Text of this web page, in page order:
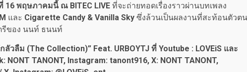
16 พฤษภาคมนี้ ณ BITEC LIVE ที่จะถ่ายทอดเรื่องราวผ่านบทเพลง
และ Cigarette Candy & Vanilla Sky ซึ่งล้วนเป็นผลงานที่สะท้อนตัวตน
รีของ นนท์ ธนนท์
กลัวลืม (The Collection)” Feat. URBOYTJ ที่ Youtube : LOVEiS และ
NONT TANONT, Instagram: tanont916, X: NONT TANONT,